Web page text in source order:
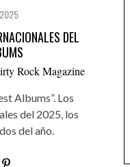
DEL
Rock Magazine
Albums”. Los
del 2025, los
del año.